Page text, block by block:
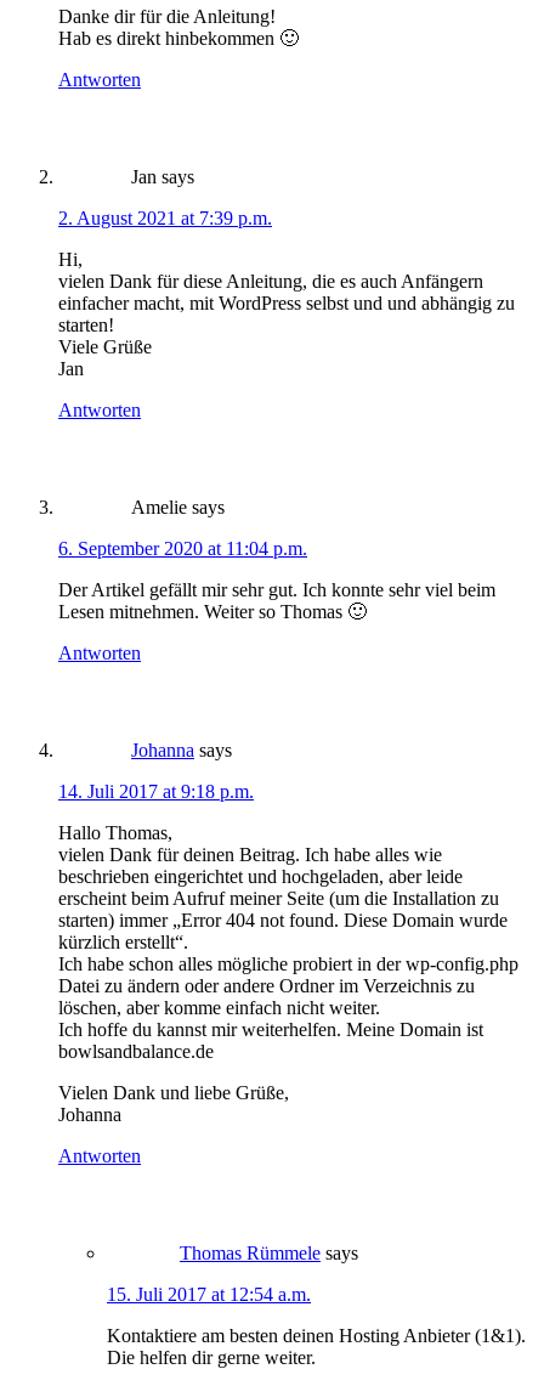
Danke dir für die Anleitung!
Hab es direkt hinbekommen 🙂
Antworten
Jan says
2. August 2021 at 7:39 p.m.
Hi,
vielen Dank für diese Anleitung, die es auch Anfängern
einfacher macht, mit WordPress selbst und und abhängig zu
starten!
Viele Grüße
Jan
Antworten
Amelie says
6. September 2020 at 11:04 p.m.
Der Artikel gefällt mir sehr gut. Ich konnte sehr viel beim
Lesen mitnehmen. Weiter so Thomas 🙂
Antworten
Johanna says
14. Juli 2017 at 9:18 p.m.
Hallo Thomas,
vielen Dank für deinen Beitrag. Ich habe alles wie
beschrieben eingerichtet und hochgeladen, aber leide
erscheint beim Aufruf meiner Seite (um die Installation zu
starten) immer „Error 404 not found. Diese Domain wurde
kürzlich erstellt“.
Ich habe schon alles mögliche probiert in der wp-config.php
Datei zu ändern oder andere Ordner im Verzeichnis zu
löschen, aber komme einfach nicht weiter.
Ich hoffe du kannst mir weiterhelfen. Meine Domain ist
bowlsandbalance.de
Vielen Dank und liebe Grüße,
Johanna
Antworten
Thomas Rümmele says
15. Juli 2017 at 12:54 a.m.
Kontaktiere am besten deinen Hosting Anbieter (1&1).
Die helfen dir gerne weiter.